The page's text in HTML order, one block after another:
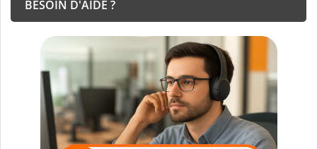
BESOIN D'AIDE ?